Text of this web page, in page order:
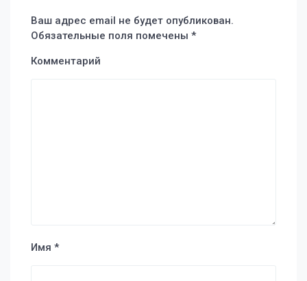
Ваш адрес email не будет опубликован.
Обязательные поля помечены *
Комментарий
Имя *